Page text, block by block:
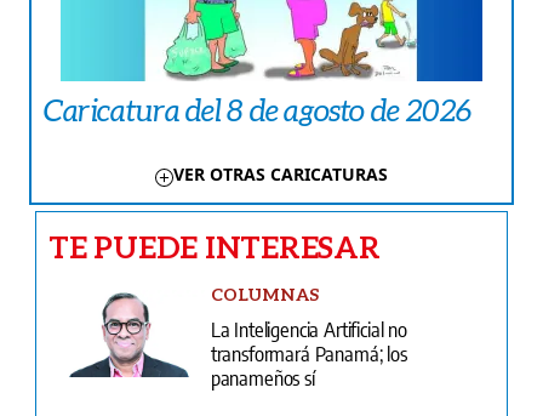
Caricatura del 8 de agosto de 2026
VER OTRAS CARICATURAS
TE PUEDE INTERESAR
COLUMNAS
La Inteligencia Artificial no
transformará Panamá; los
panameños sí